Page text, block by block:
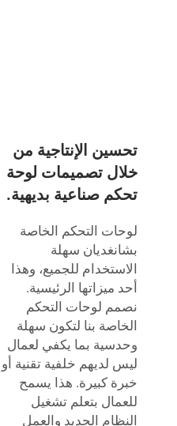
تحسين الإنتاجية من
خلال تصميمات لوحة
تحكم صناعية بديهية.
لوحات التحكم الخاصة
بشانغديان سهلة
الاستخدام للجميع، وهذا
أحد ميزاتها الرئيسية.
نصمم لوحات التحكم
الخاصة بنا لتكون سهلة
وحدسية بما يكفي لعمال
ليس لديهم خلفية تقنية أو
خبرة كبيرة. هذا يسمح
للعمال بتعلم تشغيل
النظام الجديد والعمل